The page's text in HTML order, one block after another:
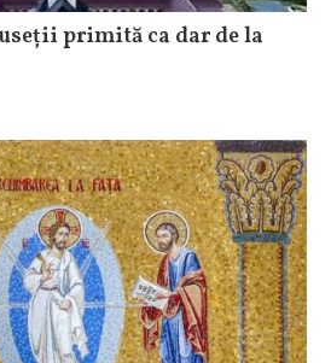
primită ca dar de la